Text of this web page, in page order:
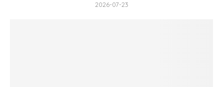
2026-07-23